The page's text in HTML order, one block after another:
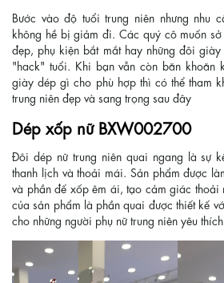
Bước vào độ tuổi trung niên nhưng nhu
không hề bị giảm đi. Các quý cô muốn
đẹp, phụ kiện bắt mắt hay những đôi
"hack" tuổi. Khi bạn vẫn còn băn khoăn
giày dép gì cho phù hợp thì có thể tham
trung niên đẹp và sang trọng sau đây
Dép xốp nữ BXW002700
Đôi dép nữ trung niên quai ngang là sự
thanh lịch và thoải mái. Sản phẩm được
và phần đế xốp êm ái, tạo cảm giác
của sản phẩm là phần quai được thiết kế
cho những người phụ nữ trung niên yêu